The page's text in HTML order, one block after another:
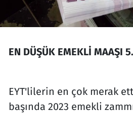
EN DÜŞÜK EMEKLİ MAAŞI
EYT'lilerin en çok merak
başında 2023 emekli